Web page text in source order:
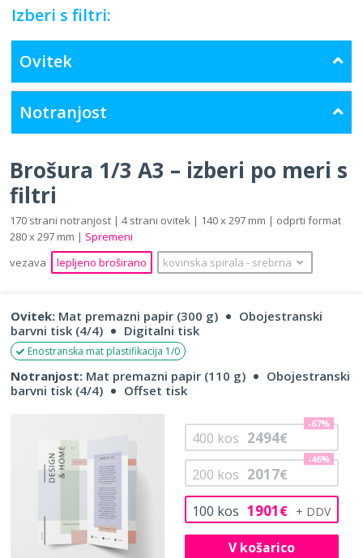
Izberi s filtri:
Ovitek
Notranjost
Brošura 1/3 A3 – izberi po meri s
filtri
170 strani notranjost | 4 strani ovitek | 140 x 297 mm | odprti format
280 x 297 mm | Spremeni
vezava
lepljeno broširano kovinska spirala ‐ srebrna
Ovitek: Mat premazni papir (300 g)
Obojestranski
barvni tisk (4/4)
Digitalni tisk
Enostranska mat plastifikacija 1/0
Notranjost: Mat premazni papir (110 g)
Obojestranski
barvni tisk (4/4)
Offset tisk
100 kos 1901€
200 kos 2017€
-46%
400 kos 2494€
-67%
V košarico